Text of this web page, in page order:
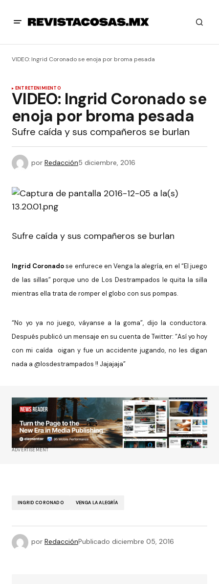
VIDEO: Ingrid Coronado se enoja por broma pesada
ENTRETENIMIENTO
VIDEO: Ingrid Coronado se
enoja por broma pesada
Sufre caída y sus compañeros se burlan
por Redacción5 diciembre, 2016
Sufre caída y sus compañeros se burlan
Ingrid Coronadose enfurece en Venga la alegría, en el “El juego
de las sillas” porque uno de Los Destrampados le quita la silla
mientras ella trata de romper el globo con sus pompas.
“No yo ya no juego, váyanse a la goma”, dijo la conductora.
Después publicó un mensaje en su cuenta de Twitter: “Así yo hoy
con mi caída oigan y fue un accidente jugando, no les digan
nada a @losdestrampados !! Jajajaja”
ADVERTISEMENT
INGRID CORONADO VENGA LA ALEGRÍA
por RedacciónPublicado diciembre 05, 2016